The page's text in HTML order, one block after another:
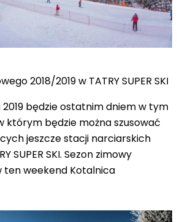
2018/2019 w TATRY SUPER SKI
2019 będzie ostatnim dniem w tym
którym będzie można szusować
jeszcze stacji narciarskich
SUPER SKI. Sezon zimowy
ten weekend Kotalnica